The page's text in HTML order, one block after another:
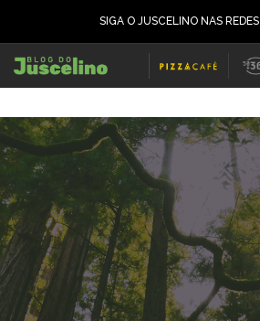
SIGA O JUSCELINO NAS REDES